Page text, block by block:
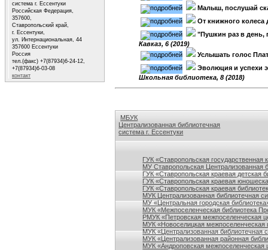
Малыш, послушай
От книжного колеса
"Пушкин раз в день,
Кавказ, 6 (2019)
Услышать голос
Эволюция и успехи
Школьная библиотека, 8 (2018)
МБУК
Централизованная библиотечная
система г. Ессентуки
ГУК «Ставропольская
МУ Ставропольская Централизованная
ГУК «Ставропольская краевая детская
ГУК «Ставропольская краевая
ГУК «Ставропольская краевая
МУК Централизованная библиотечная
МУ «Центральная городская
МУК «Межпоселенческая библиотека
РМУК «Петровская межпоселенческая
МУК «Новоселицкая межпоселенческая
МУК «Централизованная библиотечная
МУК «Централизованная районная
МУК «Андроповская межпоселенческая
система г. Ессентуки
Российская Федерация,
357600,
Ставропольский край,
г. Ессентуки,
ул. Интернациональная, 44
357600 Ессентуки
Россия
тел.(факс) +7(87934)6-24-12,
+7(87934)6-03-08
контакт